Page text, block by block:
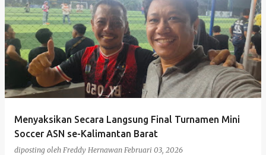
Menyaksikan Secara Langsung Final Turnamen Mini
Soccer ASN se-Kalimantan Barat
diposting oleh Freddy Hernawan Februari 03, 2026